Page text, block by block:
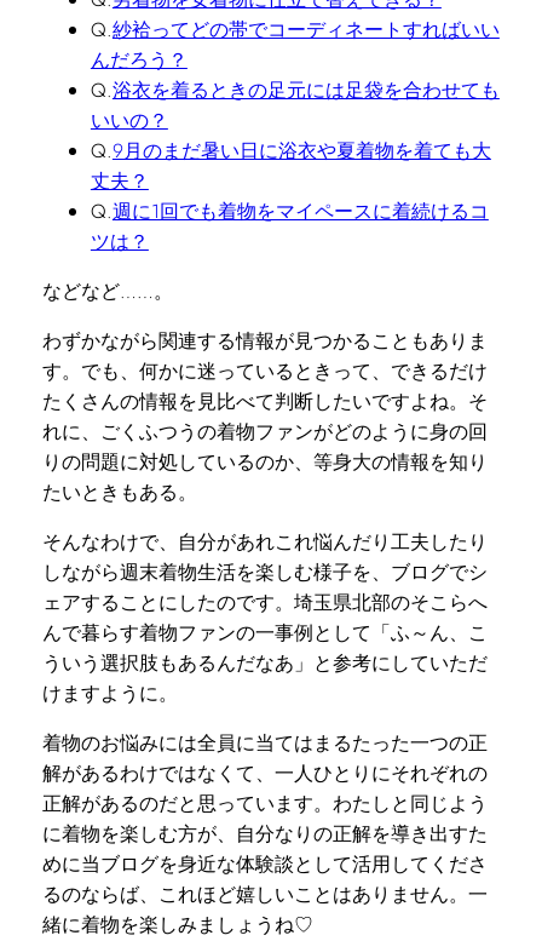
Q.紗袷ってどの帯でコーディネートすればいい
んだろう？
Q.浴衣を着るときの足元には足袋を合わせても
いいの？
Q.9月のまだ暑い日に浴衣や夏着物を着ても大
丈夫？
Q.週に1回でも着物をマイペースに着続けるコ
ツは？
などなど……。
わずかながら関連する情報が見つかることもありま
す。でも、何かに迷っているときって、できるだけ
たくさんの情報を見比べて判断したいですよね。そ
れに、ごくふつうの着物ファンがどのように身の回
りの問題に対処しているのか、等身大の情報を知り
たいときもある。
そんなわけで、自分があれこれ悩んだり工夫したり
しながら週末着物生活を楽しむ様子を、ブログでシ
ェアすることにしたのです。埼玉県北部のそこらへ
んで暮らす着物ファンの一事例として「ふ～ん、こ
ういう選択肢もあるんだなあ」と参考にしていただ
けますように。
着物のお悩みには全員に当てはまるたった一つの正
解があるわけではなくて、一人ひとりにそれぞれの
正解があるのだと思っています。わたしと同じよう
に着物を楽しむ方が、自分なりの正解を導き出すた
めに当ブログを身近な体験談として活用してくださ
るのならば、これほど嬉しいことはありません。一
緒に着物を楽しみましょうね♡